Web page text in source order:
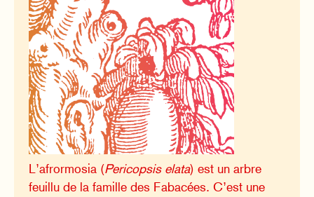
L’afrormosia (Pericopsis elata) est un arbre
feuillu de la famille des Fabacées. C’est une